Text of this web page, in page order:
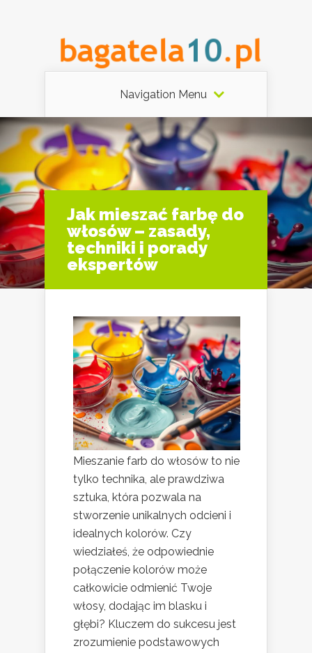
Navigation Menu
Jak mieszać farbę do
włosów – zasady,
techniki i porady
ekspertów
Mieszanie farb do włosów to nie
tylko technika, ale prawdziwa
sztuka, która pozwala na
stworzenie unikalnych odcieni i
idealnych kolorów. Czy
wiedziałeś, że odpowiednie
połączenie kolorów może
całkowicie odmienić Twoje
włosy, dodając im blasku i
głębi? Kluczem do sukcesu jest
zrozumienie podstawowych